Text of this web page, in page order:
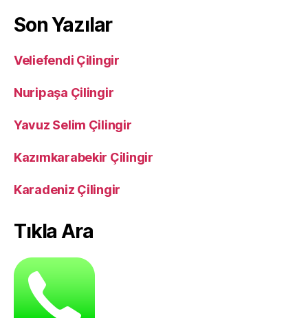
Son Yazılar
Veliefendi Çilingir
Nuripaşa Çilingir
Yavuz Selim Çilingir
Kazımkarabekir Çilingir
Karadeniz Çilingir
Tıkla Ara